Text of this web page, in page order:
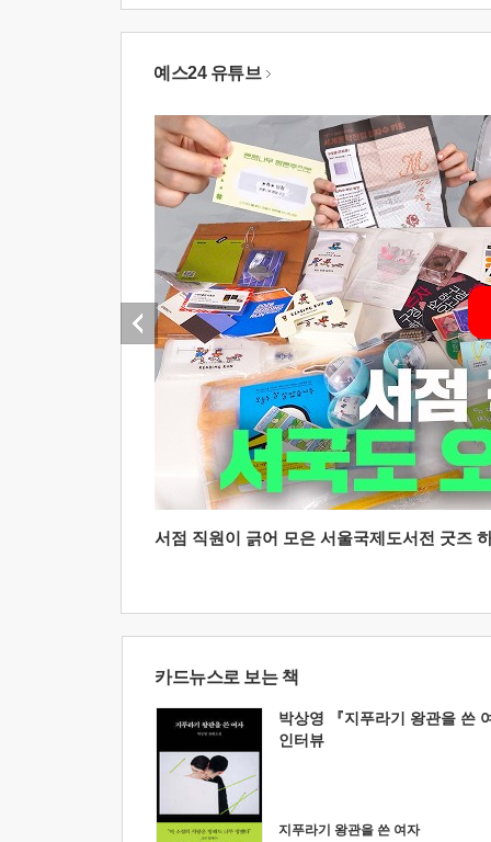
예스24 유튜브
서점 직원이 긁어 모은 서울국제도서전 굿즈
카드뉴스로 보는 책
박상영 『지푸라기 왕관을 쓴
인터뷰
지푸라기 왕관을 쓴 여자